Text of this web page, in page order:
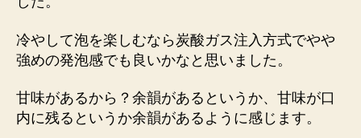
冷やして泡を楽しむなら炭酸ガス注入方式でやや
強めの発泡感でも良いかなと思いました。
甘味があるから？余韻があるというか、甘味が口
内に残るというか余韻があるように感じます。